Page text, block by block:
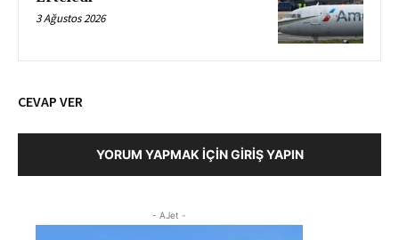
3 Ağustos 2026
CEVAP VER
YORUM YAPMAK İÇIN GIRIŞ YAPIN
- AJet -